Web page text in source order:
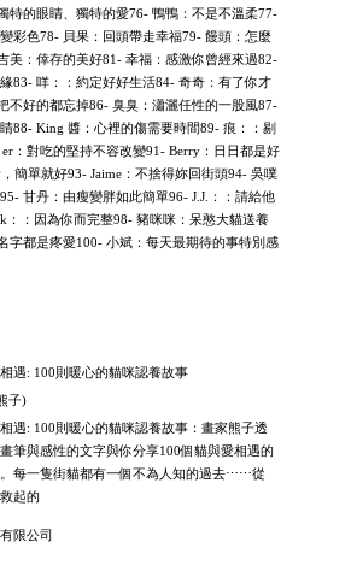
特的眼睛、獨特的愛76- 鴨鴨：不是不溫柔77-
彩色78- 貝果：回頭帶走幸福79- 饅頭：怎麼
美：倖存的美好81- 幸福：感激你曾經來過82-
83- 咩：：約定好好生活84- 奇奇：有了你才
不好的都忘掉86- 臭臭：瀟灑任性的一股風87-
88- King 醬：心裡的傷需要時間89- 痕：：剔
：對吃的堅持不容改變91- Berry：日日都是好
簡單就好93- Jaime：不捨得妳回街頭94- 吳噗
甘丹：由瘦變胖如此簡單96- J.J.：：請給他
：：因為你而完整98- 豬咪咪：呆憨大貓送養
字都是疼愛100- 小斌：每天最期待的事特別感
遇: 100則暖心的貓咪認養故事
子)
遇: 100則暖心的貓咪認養故事：畫家熊子透
筆與感性的文字與你分享100個貓與愛相遇的
每一隻街貓都有一個不為人知的過去⋯⋯從
起的
限公司